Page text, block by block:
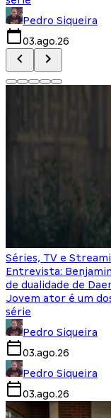
Pedro Siqueira
03.ago.26
Séries, TV e
Entrevista:
de dualidade de
Jovem ator é um
série
Pedro Siqueira
03.ago.26
Pedro Siqueira
03.ago.26